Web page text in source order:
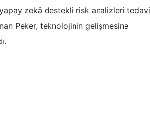
zekâ destekli risk analizleri tedavi
Peker, teknolojinin gelişmesine